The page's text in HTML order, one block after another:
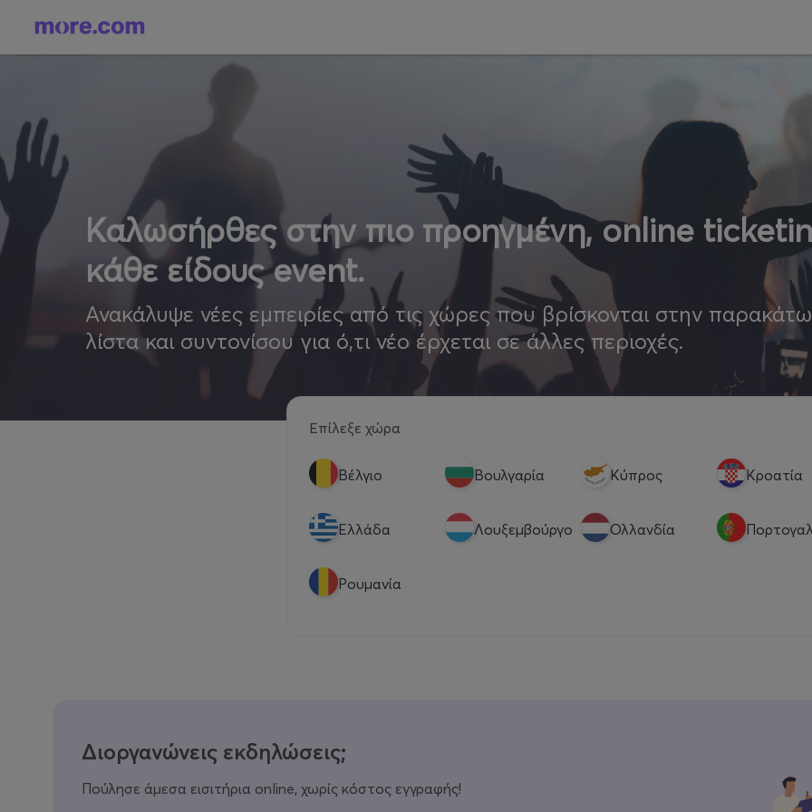
Καλωσήρθες στην πιο προηγμένη, online
κάθε είδους event.
Ανακάλυψε νέες εμπειρίες από τις χώρες που βρίσκονται στην παρακάτω
λίστα και συντονίσου για ό,τι νέο έρχεται σε άλλες περιοχές.
Επίλεξε χώρα
Βέλγιο Βουλγαρία Κύπρος Κροατία
Eλλάδα Λουξεμβούργο Ολλανδία
Ρουμανία
Διοργανώνεις εκδηλώσεις;
Πούλησε άμεσα εισιτήρια online, χωρίς κόστος εγγραφής!